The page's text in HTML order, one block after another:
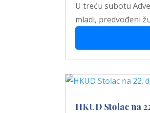
U treću subotu
mladi, predvođeni
HKUD Stolac na